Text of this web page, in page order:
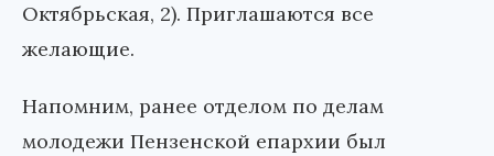
Октябрьская, 2). Приглашаются все
желающие.
Напомним, ранее отделом по делам
молодежи Пензенской епархии был